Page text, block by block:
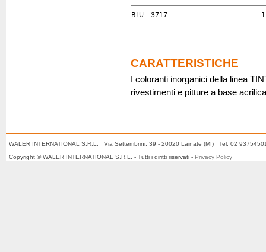
BLU - 3717
CARATTERISTICHE
I coloranti inorganici della linea
rivestimenti e pitture a base
WALER INTERNATIONAL S.R.L. Via Settembrini, 39 - 20020 Lainate (MI) Tel. 02
Copyright © WALER INTERNATIONAL S.R.L. - Tutti i diritti riservati - Privacy Policy